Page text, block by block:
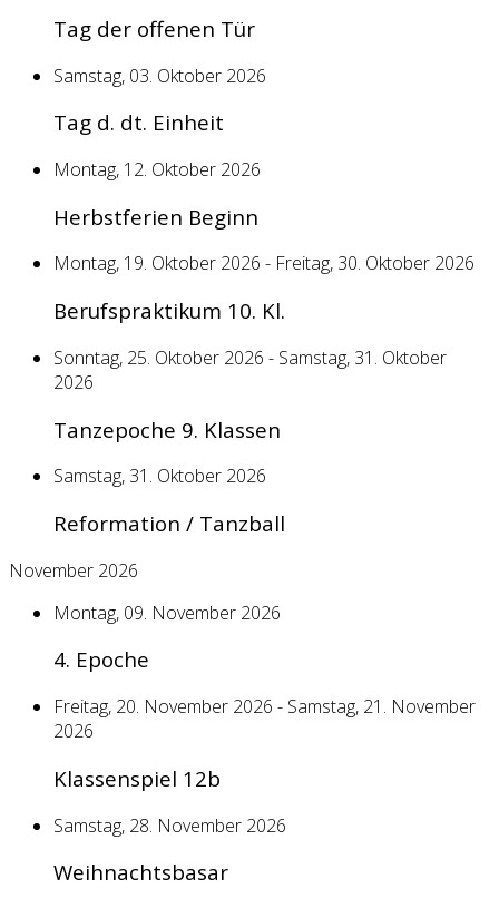
Tag der offenen Tür
Samstag, 03. Oktober 2026
Tag d. dt. Einheit
Montag, 12. Oktober 2026
Herbstferien Beginn
Montag, 19. Oktober 2026 - Freitag, 30. Oktober 2026
Berufspraktikum 10. Kl.
Sonntag, 25. Oktober 2026 - Samstag, 31. Oktober
2026
Tanzepoche 9. Klassen
Samstag, 31. Oktober 2026
Reformation / Tanzball
November 2026
Montag, 09. November 2026
4. Epoche
Freitag, 20. November 2026 - Samstag, 21. November
2026
Klassenspiel 12b
Samstag, 28. November 2026
Weihnachtsbasar